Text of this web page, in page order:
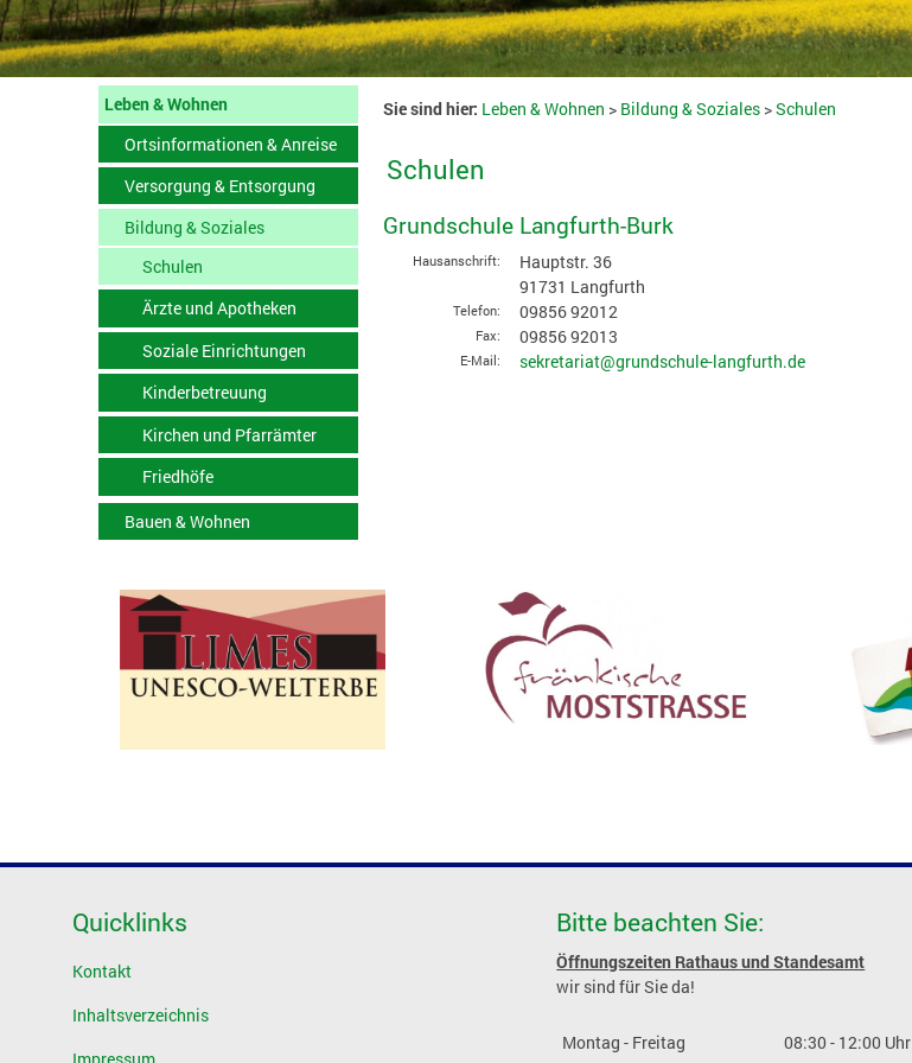
Leben & Wohnen
Ortsinformationen & Anreise
Versorgung & Entsorgung
Bildung & Soziales
Schulen
Ärzte und Apotheken
Soziale Einrichtungen
Kinderbetreuung
Kirchen und Pfarrämter
Friedhöfe
Bauen & Wohnen
Sie sind hier: Leben & Wohnen > Bildung & Soziales>Schulen
Schulen
Grundschule Langfurth-Burk
Hausanschrift:
Hauptstr. 36
91731 Langfurth
Telefon: 09856 92012
Fax: 09856 92013
E-Mail: sekretariat@grundschule-langfurth.de
Quicklinks
Kontakt
Inhaltsverzeichnis
Bitte beachten Sie:
Öffnungszeiten Rathaus und Standesamt
wir sind für Sie da!
Montag - Freitag 08:30 - 12:00 Uhr